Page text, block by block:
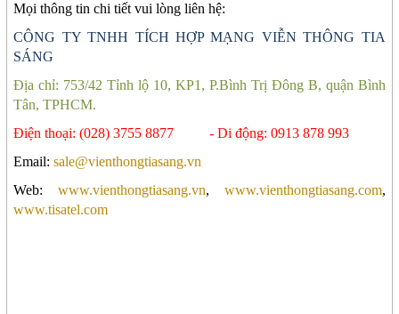
Mọi thông tin chi tiết vui lòng liên hệ:
CÔNG TY TNHH TÍCH HỢP MẠNG VIỄN THÔNG TIA
SÁNG
Địa chỉ: 753/42 Tỉnh lộ 10, KP1, P.Bình Trị Đông B, quận Bình
Tân, TPHCM.
Điện thoại: (028) 3755 8877 - Di động: 0913 878 993
Email:sale@vienthongtiasang.vn
Web: www.vienthongtiasang.vn, www.vienthongtiasang.com,
www.tisatel.com